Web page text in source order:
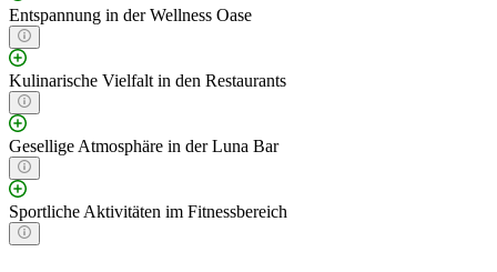
Entspannung in der Wellness Oase
Kulinarische Vielfalt in den Restaurants
Gesellige Atmosphäre in der Luna Bar
Sportliche Aktivitäten im Fitnessbereich